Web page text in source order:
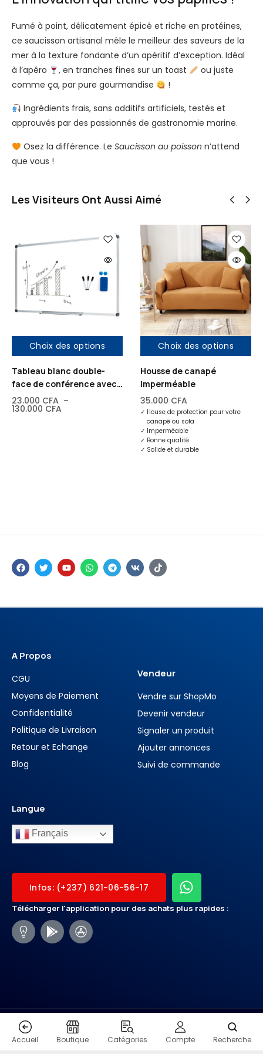
P
,
D
e
l
,
L
e
n
o
Fumé à point, délicatement épicé et riche en protéines,
ce saucisson artisanal mêle le meilleur des saveurs de la
mer à la texture fondante d’un apéritif d’exception. Idéal
à l’apéro
, en tranches fines sur un toast
ou juste
comme ça, par pure gourmandise
!
Ingrédients frais, sans additifs artificiels, testés et
approuvés par des passionnés de gastronomie marine.
Osez la différence. Le Saucisson au poisson n’attend
que vous !
Les Visiteurs Ont Aussi Aimé
Choix des options
Tableau blanc double-
face de conférence avec
support murale et
roulettes
23.000 CFA –
130.000 CFA
Choix des options
Housse de canapé
imperméable
35.000 CFA
✓ House de protection pour votre
canapé ou sofa
✓ Imperméable
✓ Bonne qualité
✓ Solide et durable
A Propos
CGU
Moyens de Paiement
Confidentialité
Politique de Livraison
Retour et Echange
Blog
Vendeur
Vendre sur ShopMo
Devenir vendeur
Signaler un produit
Ajouter annonces
Suivi de commande
Langue
Français
Infos: (+237) 621-06-56-17
Télécharger l'application pour des achats plus rapides :
CONTACT
Accueil
Boutique Catégories Compte Recherche